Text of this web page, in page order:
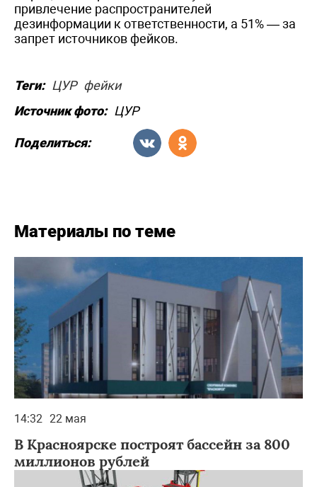
привлечение распространителей
дезинформации к ответственности, а 51% — за
запрет источников фейков.
Теги: ЦУР фейки
Источник фото: ЦУР
Поделиться:
Материалы по теме
14:32 22 мая
В Красноярске построят бассейн за 800
миллионов рублей